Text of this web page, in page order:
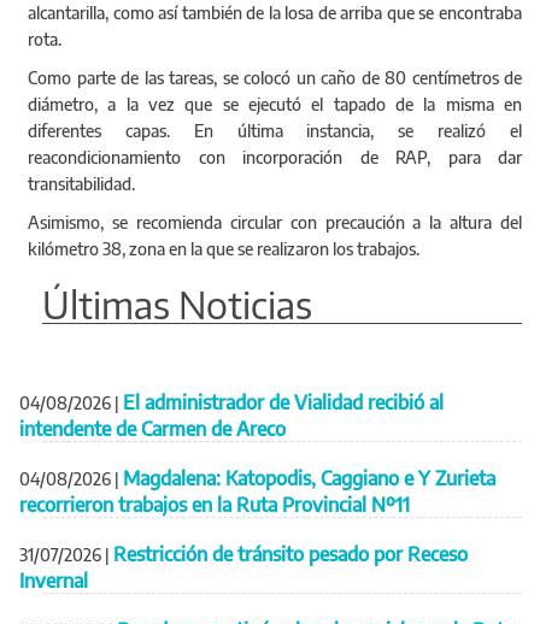
alcantarilla, como así también de la losa de arriba que se encontraba
rota.
Como parte de las tareas, se colocó un caño de 80 centímetros de
diámetro, a la vez que se ejecutó el tapado de la misma en
diferentes capas. En última instancia, se realizó el
reacondicionamiento con incorporación de RAP, para dar
transitabilidad.
Asimismo, se recomienda circular con precaución a la altura del
kilómetro 38, zona en la que se realizaron los trabajos.
Últimas Noticias
04/08/2026 | El administrador de Vialidad recibió al
intendente de Carmen de Areco
04/08/2026 | Magdalena: Katopodis, Caggiano e Y Zurieta
recorrieron trabajos en la Ruta Provincial Nº11
31/07/2026 | Restricción de tránsito pesado por Receso
Invernal